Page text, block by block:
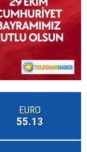
EURO
55.13